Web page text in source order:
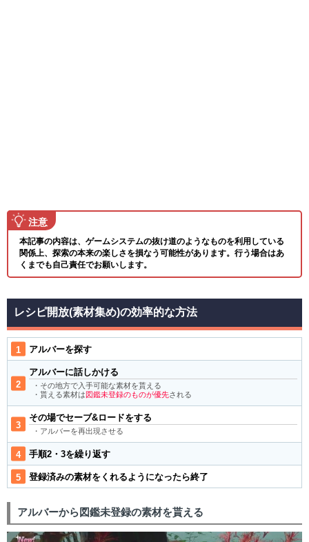
注意
本記事の内容は、ゲームシステムの抜け道のようなものを利用している
関係上、探索の本来の楽しさを損なう可能性があります。行う場合はあ
くまでも自己責任でお願いします。
レシピ開放(素材集め)の効率的な方法
アルバーを探す
アルバーに話しかける
・その地方で入手可能な素材を貰える
・貰える素材は図鑑未登録のものが優先される
その場でセーブ&ロードをする
・アルバーを再出現させる
手順2・3を繰り返す
登録済みの素材をくれるようになったら終了
アルバーから図鑑未登録の素材を貰える